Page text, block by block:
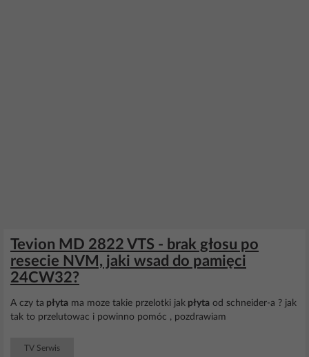
Tevion MD 2822 VTS - brak głosu po
resecie NVM, jaki wsad do pamięci
24CW32?
A czy ta płyta ma moze takie przelotki jak płyta od schneider-a ? jak
tak to przelutowac i powinno pomóc , pozdrawiam
TV Serwis